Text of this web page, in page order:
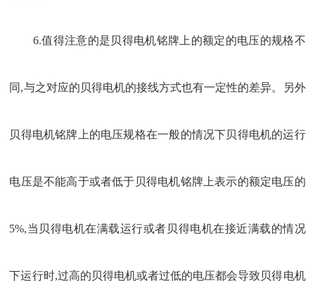
6.值得注意的是贝得电机铭牌上的额定的电压的规格不
同,与之对应的贝得电机的接线方式也有一定性的差异。另外
贝得电机铭牌上的电压规格在一般的情况下贝得电机的运行
电压是不能高于或者低于贝得电机铭牌上表示的额定电压的
5%,当贝得电机在满载运行或者贝得电机在接近满载的情况
下运行时,过高的贝得电机或者过低的电压都会导致贝得电机